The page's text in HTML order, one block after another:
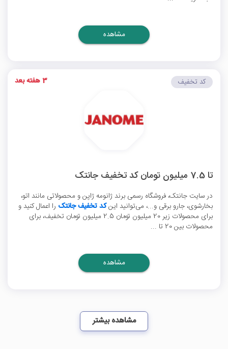
مشاهده
تا 7.5 میلیون تومان کد تخفیف جانتک
در سایت جانتک، فروشگاه رسمی برند ژانومه ژاپن و محصولاتی مانند اتو،
بخارشوی، جارو برقی و...، می‌توانید اینکد تخفیف جانتک را اعمال کنید و
برای محصولات زیر 20 میلیون تومان 2.5 میلیون تومان تخفیف، برای
محصولات بین 20 تا ...
کد تخفیف 3 هفته بعد
مشاهده
مشاهده بیشتر